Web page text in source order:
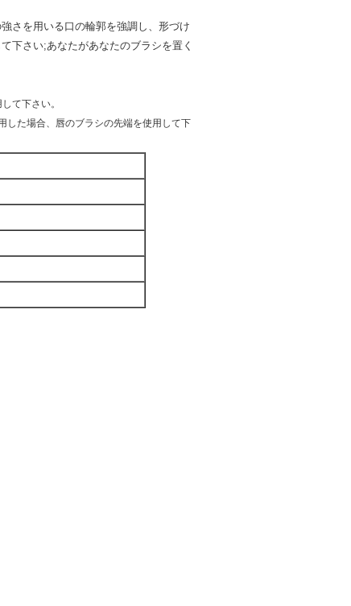
さを用いる口の輪郭を強調し、形づけ
下さい;あなたがあなたのブラシを置く
て下さい。
した場合、唇のブラシの先端を使用して下